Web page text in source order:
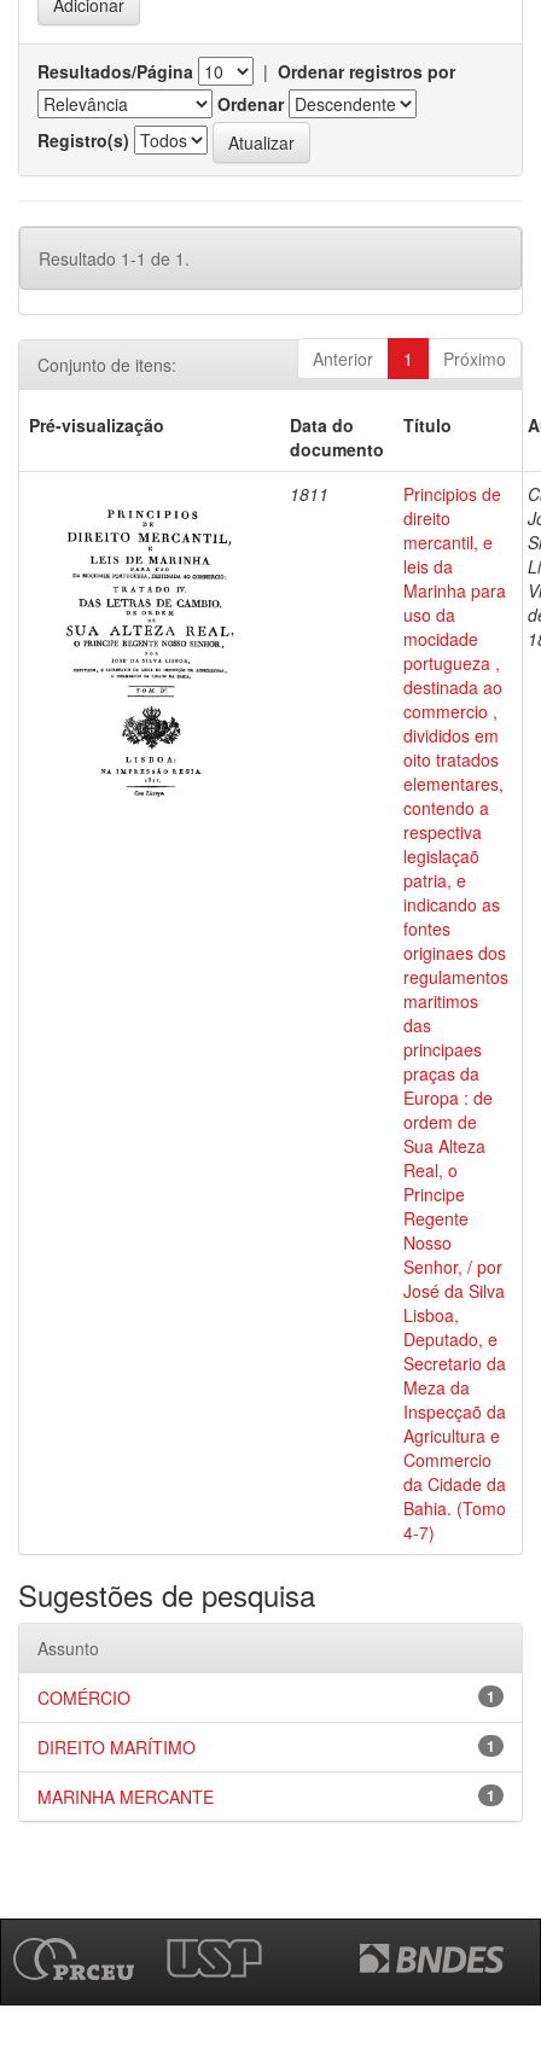
Resultados/Página | Ordenar registros por
Ordenar
Registro(s)
Resultado 1-1 de 1.
Anterior 1 Próximo
Conjunto de itens:
Pré-visualização
Data do
documento
Título
1811
Principios de
direito
mercantil, e
leis da
Marinha para
uso da
mocidade
portugueza ,
destinada ao
commercio ,
divididos em
oito tratados
elementares,
contendo a
respectiva
legislaçaõ
patria, e
indicando as
fontes
originaes dos
regulamentos
maritimos
das
principaes
praças da
Europa : de
ordem de
Sua Alteza
Real, o
Principe
Regente
Nosso
Senhor, / por
José da Silva
Lisboa,
Deputado, e
Secretario da
Meza da
Inspecçaõ da
Agricultura e
Commercio
da Cidade da
Bahia. (Tomo
4-7)
Sugestões de pesquisa
Assunto
1
COMÉRCIO
1
DIREITO MARÍTIMO
1
MARINHA MERCANTE